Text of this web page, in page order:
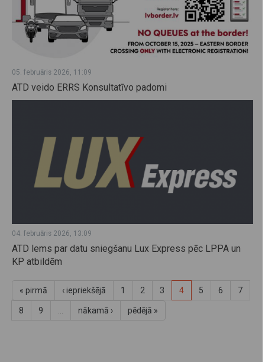
05. februāris 2026, 11:09
ATD veido ERRS Konsultatīvo padomi
04. februāris 2026, 13:09
ATD lems par datu sniegšanu Lux Express pēc LPPA un
KP atbildēm
« pirmā ‹ iepriekšējā 1 2 3 4 5 6 7
8 9 … nākamā › pēdējā »